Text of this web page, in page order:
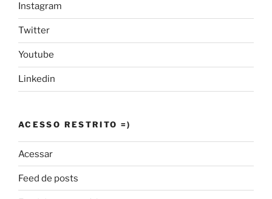
Instagram
Twitter
Youtube
Linkedin
ACESSO RESTRITO =)
Acessar
Feed de posts